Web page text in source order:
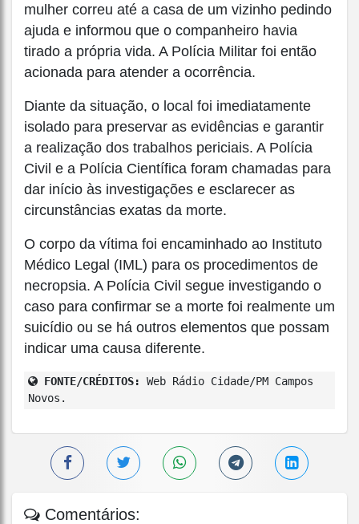
mulher correu até a casa de um vizinho pedindo
ajuda e informou que o companheiro havia
tirado a própria vida. A Polícia Militar foi então
acionada para atender a ocorrência.
Diante da situação, o local foi imediatamente
isolado para preservar as evidências e garantir
a realização dos trabalhos periciais. A Polícia
Civil e a Polícia Científica foram chamadas para
dar início às investigações e esclarecer as
circunstâncias exatas da morte.
O corpo da vítima foi encaminhado ao Instituto
Médico Legal (IML) para os procedimentos de
necropsia. A Polícia Civil segue investigando o
caso para confirmar se a morte foi realmente um
suicídio ou se há outros elementos que possam
indicar uma causa diferente.
FONTE/CRÉDITOS:
Web Rádio Cidade/PM Campos
Novos.
Comentários: